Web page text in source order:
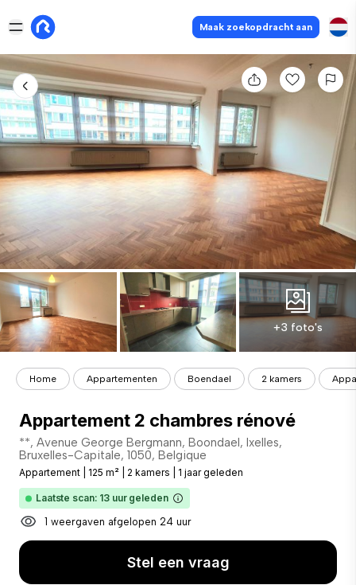
Maak zoekopdracht aan
+3 foto's
Home Appartementen Boendael 2 kamers
Appartement 2 chambres rénové
**, Avenue George Bergmann, Boondael, Ixelles,
Bruxelles-Capitale, 1050, Belgique
Appartement 125 m² 2 kamers 1 jaar geleden
Laatste scan: 13 uur geleden
1 weergaven afgelopen 24 uur
Stel een vraag